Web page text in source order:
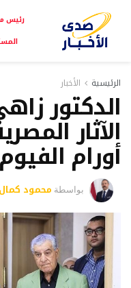
رئيس
الرئيسية الأخبار
الدكتور
الآثار
أورام الفيوم
بواسطة محمود